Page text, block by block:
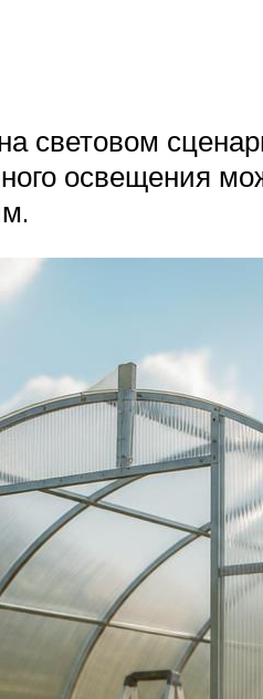
световом
освещения